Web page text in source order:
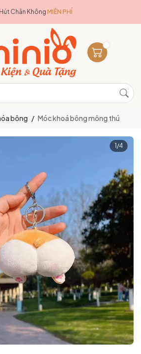
Chân Không MIỄN PHÍ
bông / Móc khoá bông mông thú
1 /4